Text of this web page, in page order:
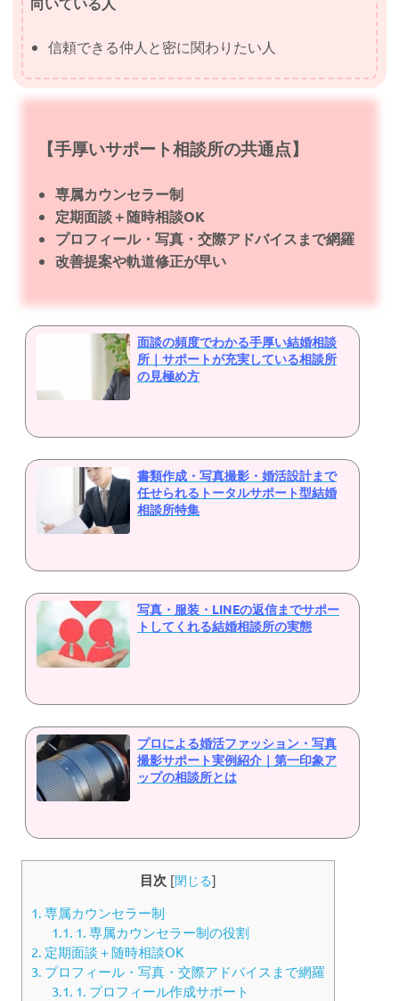
信頼できる仲人と密に関わりたい人
【手厚いサポート相談所の共通点】
専属カウンセラー制
定期面談＋随時相談OK
プロフィール・写真・交際アドバイスまで網羅
改善提案や軌道修正が早い
面談の頻度でわかる手厚い結婚相談
所｜サポートが充実している相談所
の見極め方
書類作成・写真撮影・婚活設計まで
任せられるトータルサポート型結婚
相談所特集
写真・服装・LINEの返信までサポー
トしてくれる結婚相談所の実態
プロによる婚活ファッション・写真
撮影サポート実例紹介｜第一印象ア
ップの相談所とは
目次 [閉じる]
1. 専属カウンセラー制
1.1. 1. 専属カウンセラー制の役割
2. 定期面談＋随時相談OK
3. プロフィール・写真・交際アドバイスまで網羅
3.1. 1. プロフィール作成サポート